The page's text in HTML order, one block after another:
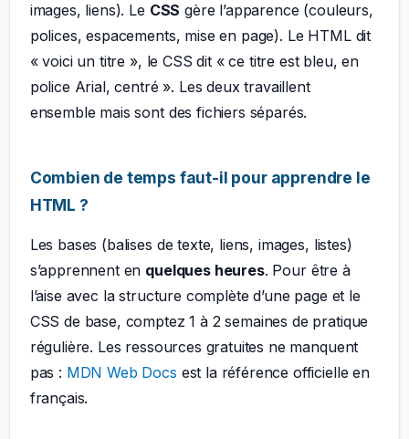
images, liens). Le CSS gère l’apparence (couleurs,
polices, espacements, mise en page). Le HTML dit
« voici un titre », le CSS dit « ce titre est bleu, en
police Arial, centré ». Les deux travaillent
ensemble mais sont des fichiers séparés.
Combien de temps faut-il pour apprendre le
HTML ?
Les bases (balises de texte, liens, images, listes)
s’apprennent en quelques heures. Pour être à
l’aise avec la structure complète d’une page et le
CSS de base, comptez 1 à 2 semaines de pratique
régulière. Les ressources gratuites ne manquent
pas : MDN Web Docs est la référence officielle en
français.